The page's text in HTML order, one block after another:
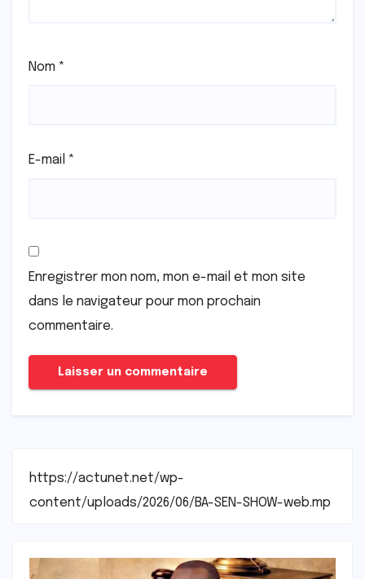
Nom *
E-mail *
Enregistrer mon nom, mon e-mail et mon site
dans le navigateur pour mon prochain
commentaire.
https://actunet.net/wp-
content/uploads/2026/06/BA-SEN-SHOW-web.mp